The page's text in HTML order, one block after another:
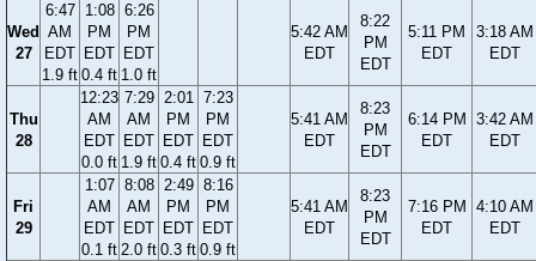
Wed
27
6:47
AM
EDT
1.9 ft
1:08
PM
EDT
0.4 ft
6:26
PM
EDT
1.0 ft
5:42 AM
EDT
8:22
PM
EDT
5:11 PM
EDT
3:18 AM
EDT
Thu
28
12:23
AM
EDT
0.0 ft
7:29
AM
EDT
1.9 ft
2:01
PM
EDT
0.4 ft
7:23
PM
EDT
0.9 ft
5:41 AM
EDT
8:23
PM
EDT
6:14 PM
EDT
3:42 AM
EDT
Fri
29
1:07
AM
EDT
0.1 ft
8:08
AM
EDT
2.0 ft
2:49
PM
EDT
0.3 ft
8:16
PM
EDT
0.9 ft
5:41 AM
EDT
8:23
PM
EDT
7:16 PM
EDT
4:10 AM
EDT